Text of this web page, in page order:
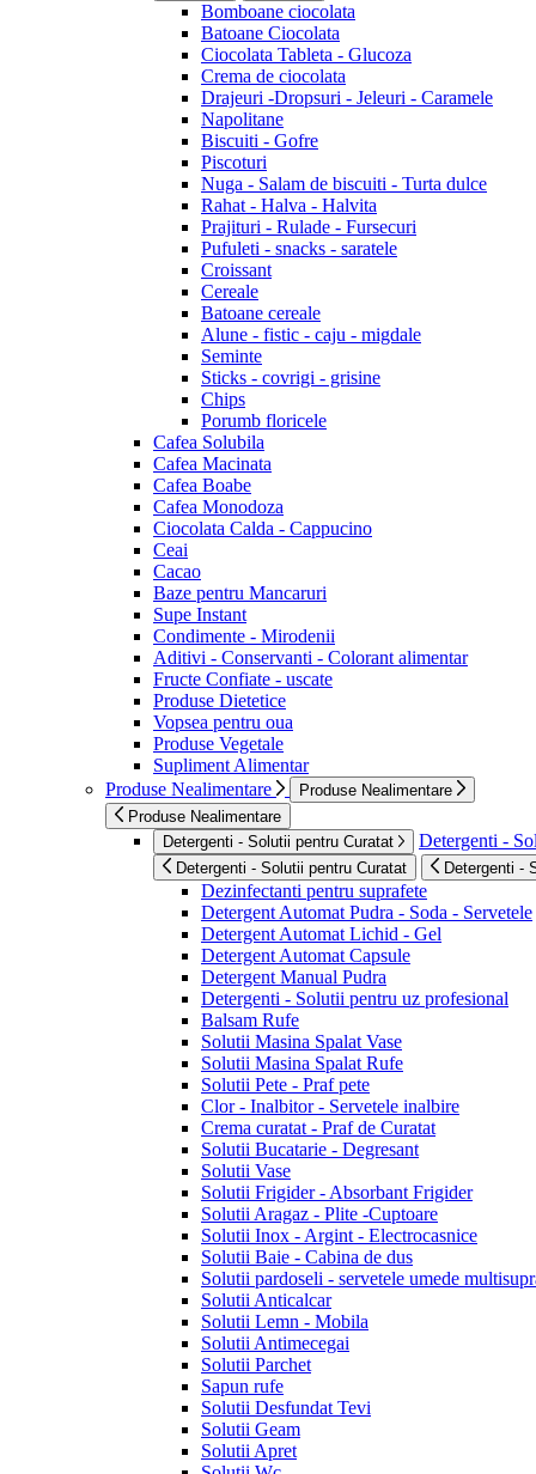
Bomboane ciocolata
Batoane Ciocolata
Ciocolata Tableta - Glucoza
Crema de ciocolata
Drajeuri -Dropsuri - Jeleuri - Caramele
Napolitane
Biscuiti - Gofre
Piscoturi
Nuga - Salam de biscuiti - Turta dulce
Rahat - Halva - Halvita
Prajituri - Rulade - Fursecuri
Pufuleti - snacks - saratele
Croissant
Cereale
Batoane cereale
Alune - fistic - caju - migdale
Seminte
Sticks - covrigi - grisine
Chips
Porumb floricele
Cafea Solubila
Cafea Macinata
Cafea Boabe
Cafea Monodoza
Ciocolata Calda - Cappucino
Ceai
Cacao
Baze pentru Mancaruri
Supe Instant
Condimente - Mirodenii
Aditivi - Conservanti - Colorant alimentar
Fructe Confiate - uscate
Produse Dietetice
Vopsea pentru oua
Produse Vegetale
Supliment Alimentar
Produse Nealimentare
Produse Nealimentare
Produse Nealimentare
Detergenti - Solutii pentru Curatat
Detergenti -
Detergenti - Solutii pentru Curatat Detergenti -
Dezinfectanti pentru suprafete
Detergent Automat Pudra - Soda - Servetele
Detergent Automat Lichid - Gel
Detergent Automat Capsule
Detergent Manual Pudra
Detergenti - Solutii pentru uz profesional
Balsam Rufe
Solutii Masina Spalat Vase
Solutii Masina Spalat Rufe
Solutii Pete - Praf pete
Clor - Inalbitor - Servetele inalbire
Crema curatat - Praf de Curatat
Solutii Bucatarie - Degresant
Solutii Vase
Solutii Frigider - Absorbant Frigider
Solutii Aragaz - Plite -Cuptoare
Solutii Inox - Argint - Electrocasnice
Solutii Baie - Cabina de dus
Solutii pardoseli - servetele umede
Solutii Anticalcar
Solutii Lemn - Mobila
Solutii Antimecegai
Solutii Parchet
Sapun rufe
Solutii Desfundat Tevi
Solutii Geam
Solutii Apret